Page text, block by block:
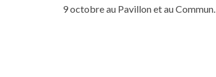
9 octobre au Pavillon et au Commun.